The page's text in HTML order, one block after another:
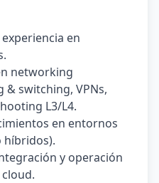
en
networking
switching, VPNs,
L3/L4.
en entornos
híbridos).
y operación